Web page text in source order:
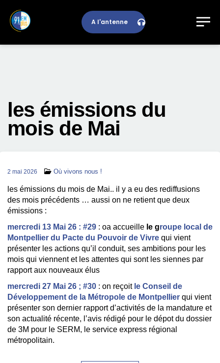
A l'antenne
les émissions du
mois de Mai
2 mai 2026 Où vivons nous !
les émissions du mois de Mai.. il y a eu des rediffusions
des mois précédents … aussi on ne retient que deux
émissions :
mercredi 13 Mai 26 : #29 : oa accueille le groupe local de
Montpellier du Pacte du Pouvoir de Vivre qui vient
présenter les actions qu’il conduit, ses ambitions pour les
mois qui viennent et les attentes qui sont les siennes par
rapport aux nouveaux élus
mercredi 27 Mai 26 ; #30 : on reçoit le Conseil de
Développement de la Métropole de Montpellier qui vient
présenter son dernier rapport d’activités de la mandature et
son actualité récente, l’avis rédigé pour le dépot du dossier
de 3M pour le SERM, le service express régional
métropolitain.